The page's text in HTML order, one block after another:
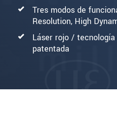
Tres modos de
Resolution, High
Láser rojo /
patentada